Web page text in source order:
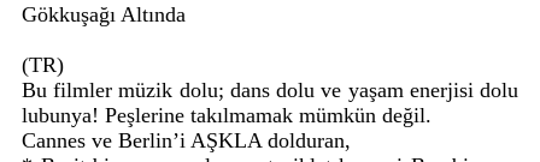
Gökkuşağı Altında
(TR)
Bu filmler müzik dolu; dans dolu ve yaşam enerjisi dolu
lubunya! Peşlerine takılmamak mümkün değil.
Cannes ve Berlin’i AŞKLA dolduran,